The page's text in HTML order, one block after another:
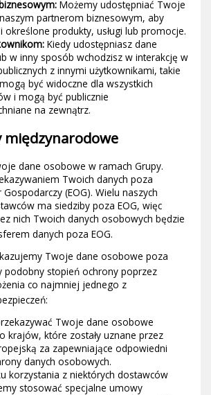
Możemy udostępniać Twoje
partnerom biznesowym, aby
określone produkty, usługi lub promocje.
Kiedy udostępniasz dane
w inny sposób wchodzisz w interakcję w
z innymi użytkownikami, takie
być widoczne dla wszystkich
i mogą być publicznie
na zewnątrz.
międzynarodowe
dane osobowe w ramach Grupy.
Twoich danych poza
(EOG). Wielu naszych
ma siedziby poza EOG, więc
nich Twoich danych osobowych będzie
danych poza EOG.
Twoje dane osobowe poza
podobny stopień ochrony poprzez
co najmniej jednego z
eń:
Twoje dane osobowe
krajów, które zostały uznane przez
za zapewniające odpowiedni
danych osobowych.
korzystania z niektórych dostawców
stosować specjalne umowy